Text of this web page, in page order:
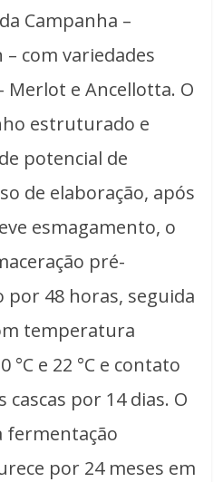
Campanha –
com variedades
Merlot e Ancellotta. O
estruturado e
potencial de
de elaboração, após
esmagamento, o
pré-
48 horas, seguida
temperatura
e 22 °C e contato
por 14 dias. O
fermentação
por 24 meses em